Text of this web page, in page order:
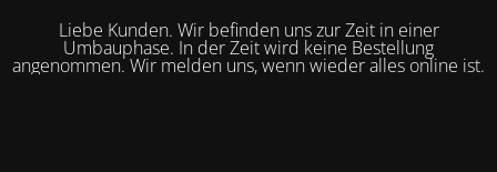
Liebe Kunden. Wir befinden uns zur Zeit in einer
Umbauphase. In der Zeit wird keine Bestellung
angenommen. Wir melden uns, wenn wieder alles online ist.